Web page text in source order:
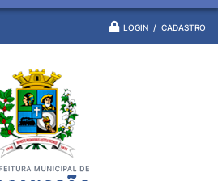
LOGIN / CADASTRO